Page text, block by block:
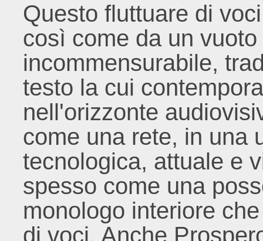
Questo fluttuare di
così come da un
incommensurabile,
testo la cui
nell'orizzonte
come una rete, in una
tecnologica, attuale e
spesso come una
monologo interiore
di voci. Anche